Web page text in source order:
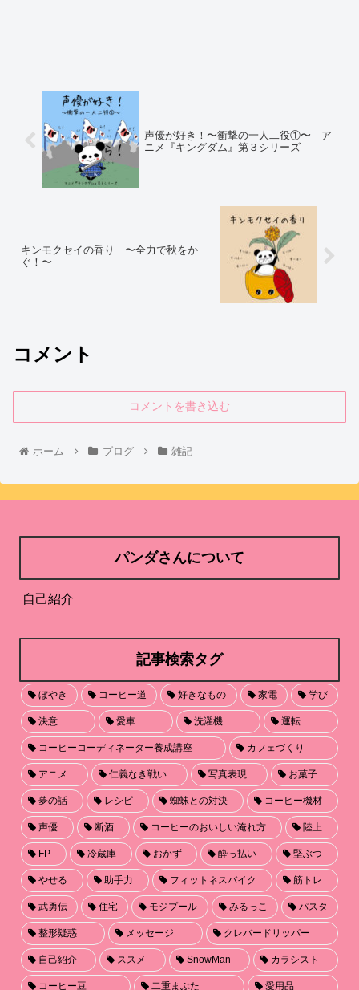
声優が好き！〜衝撃の一人二役①〜 ア
ニメ『キングダム』第３シリーズ
キンモクセイの香り 〜全力で秋をか
ぐ！〜
コメント
コメントを書き込む
ホーム ブログ 雑記
パンダさんについて
自己紹介
記事検索タグ
ぼやき コーヒー道 好きなもの 家電 学び
決意 愛車 洗濯機 運転
コーヒーコーディネーター養成講座 カフェづくり
アニメ 仁義なき戦い 写真表現 お菓子
夢の話 レシピ 蜘蛛との対決 コーヒー機材
声優 断酒 コーヒーのおいしい淹れ方 陸上
FP 冷蔵庫 おかず 酔っ払い 堅ぶつ
やせる 助手力 フィットネスバイク 筋トレ
武勇伝 住宅 モジプール みるっこ パスタ
整形疑惑 メッセージ クレバードリッパー
自己紹介 ススメ SnowMan カラシスト
コーヒー豆 二重まぶた 愛用品